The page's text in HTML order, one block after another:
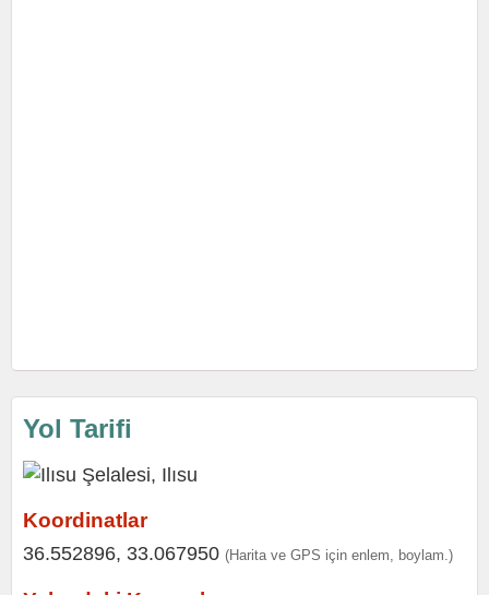
Yol Tarifi
Koordinatlar
36.552896, 33.067950 (Harita ve GPS için enlem, boylam.)